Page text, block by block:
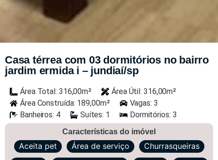
Casa térrea com 03 dormitórios no bairro
jardim ermida i – jundiaí/sp
Área Total: 316,00m²
Área Útil: 316,00m²
Área Construída: 189,00m²
Vagas: 3
Banheiros: 4
Suítes: 1 Dormitórios: 3
Características do imóvel
Aceita pet Área de serviço
Churrasqueiras